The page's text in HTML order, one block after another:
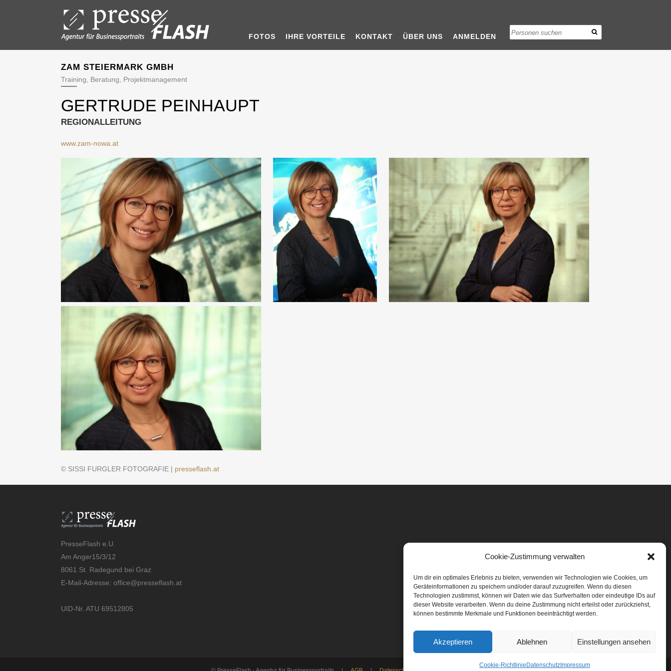
Cookie-Zustimmung verwalten
Um dir ein optimales Erlebnis zu bieten, verwenden wir Technologien wie Cookies, um
Geräteinformationen zu speichern und/oder darauf zuzugreifen. Wenn du diesen
Technologien zustimmst, können wir Daten wie das Surfverhalten oder eindeutige IDs auf
dieser Website verarbeiten. Wenn du deine Zustimmung nicht erteilst oder zurückziehst,
können bestimmte Merkmale und Funktionen beeinträchtigt werden.
Akzeptieren Ablehnen Einstellungen ansehen
Cookie-Richtlinie DatenschutzImpressum
FOTOS IHRE VORTEILE KONTAKT ÜBER UNS ANMELDEN
ZAM STEIERMARK GMBH
Training, Beratung, Projektmanagement
GERTRUDE PEINHAUPT
REGIONALLEITUNG
www.zam-nowa.at
© SISSI FURGLER FOTOGRAFIE | presseflash.at
PresseFlash e.U.
Am Anger15/3/12
8061 St. Radegund bei Graz
E-Mail-Adresse: office@presseflash.at
UID-Nr. ATU 69512805